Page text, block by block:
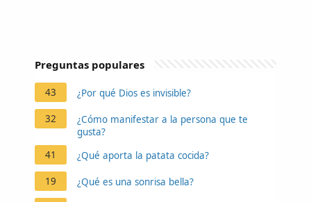
Preguntas populares
43 ¿Por qué Dios es invisible?
32
¿Cómo manifestar a la persona que te
gusta?
41
¿Qué aporta la patata cocida?
19 ¿Qué es una sonrisa bella?